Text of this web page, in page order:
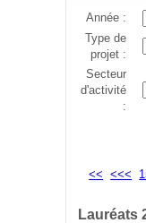
Année :
Type de
projet :
Secteur
d'activité
:
<<
<<<
Lauréats